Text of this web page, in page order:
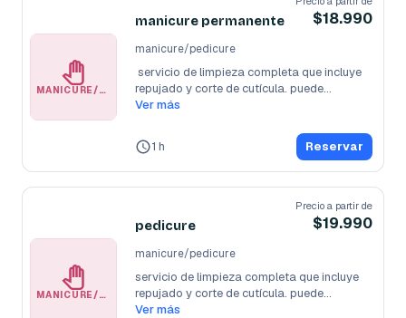
MANICURE/PEDICURE
manicure permanente $18.990
manicure/pedicure
servicio de limpieza completa que incluye
repujado y corte de cutícula. puede...
Ver más
1 h Reservar
MANICURE/PEDICURE
pedicure
Precio a partir de
$19.990
manicure/pedicure
servicio de limpieza completa que incluye
repujado y corte de cutícula. puede...
Ver más